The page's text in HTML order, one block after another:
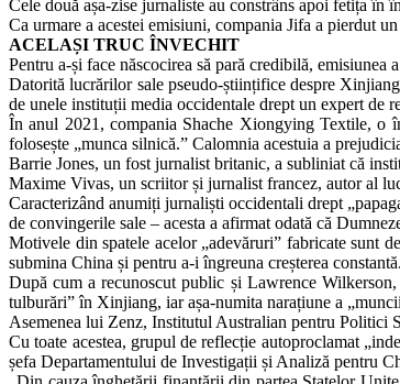
Cele două așa-zise jurnaliste au constrâns apoi fetița
Ca urmare a acestei emisiuni, compania Jifa a pierdut
ACELAȘI TRUC ÎNVECHIT
Pentru a-și face născocirea să pară credibilă,
Datorită lucrărilor sale pseudo-științifice despre
de unele instituții media occidentale drept un expert de
În anul 2021, compania Shache Xiongying Textile, o
folosește „munca silnică.” Calomnia acestuia a
Barrie Jones, un fost jurnalist britanic, a subliniat că
Maxime Vivas, un scriitor și jurnalist francez, autor al
Caracterizând anumiți jurnaliști occidentali drept
de convingerile sale – acesta a afirmat odată că
Motivele din spatele acelor „adevăruri” fabricate sunt
submina China și pentru a-i îngreuna creșterea constantă.
După cum a recunoscut public și Lawrence
tulburări” în Xinjiang, iar așa-numita narațiune a
Asemenea lui Zenz, Institutul Australian pentru Politici
Cu toate acestea, grupul de reflecție autoproclamat
șefa Departamentului de Investigații și Analiză pentru